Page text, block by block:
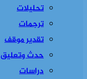
تحليلات
ترجمات
تقدير موقف
حدث وتعليق
دراسات